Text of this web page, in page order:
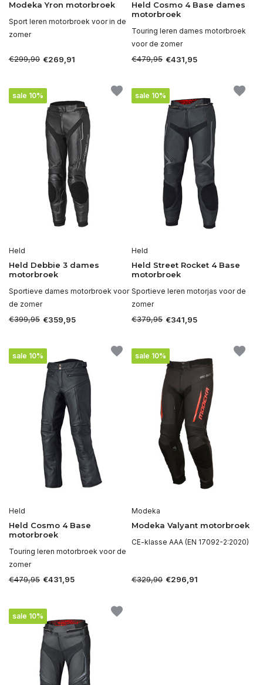
Modeka Yron motorbroek
Sport leren motorbroek voor in de
zomer
€299,90 €269,91
Held Cosmo 4 Base dames
motorbroek
Touring leren dames motorbroek
voor de zomer
€479,95 €431,95
sale 10%
Held
Held Debbie 3 dames
motorbroek
Sportieve dames motorbroek voor
de zomer
€399,95 €359,95
sale 10%
Held
Held Street Rocket 4 Base
motorbroek
Sportieve leren motorjas voor de
zomer
€379,95 €341,95
sale 10%
Held
Held Cosmo 4 Base
motorbroek
Touring leren motorbroek voor de
zomer
€479,95 €431,95
sale 10%
Modeka
Modeka Valyant motorbroek
CE-klasse AAA (EN 17092-2:2020)
€329,90 €296,91
sale 10%